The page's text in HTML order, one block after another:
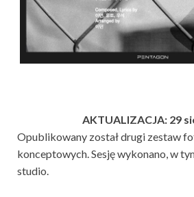
AKTUALIZACJA: 29
Opublikowany został drugi zestaw
konceptowych. Sesję wykonano, w
studio.